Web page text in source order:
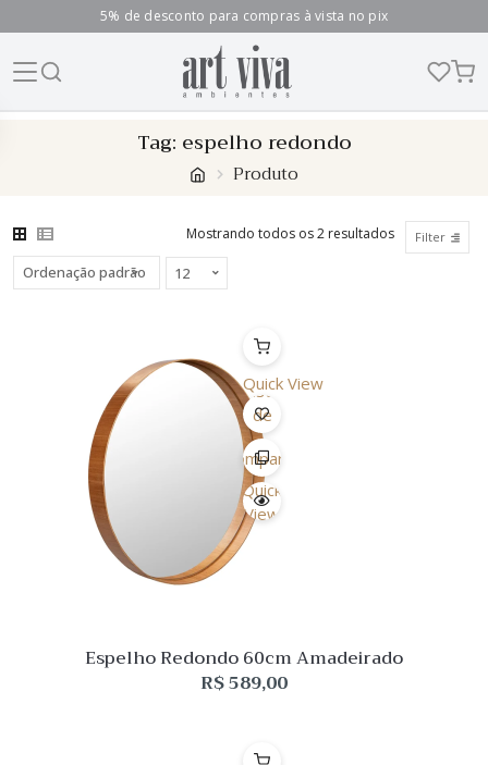
5% de desconto para compras à vista no pix
Tag: espelho redondo
Produto
Mostrando todos os 2 resultados Filter
Quick View
Lista
de
Desejo
Comparar
Quick
View
Espelho Redondo 60cm Amadeirado
R$589,00